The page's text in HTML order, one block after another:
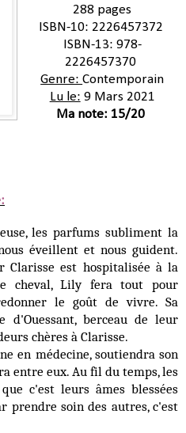
288 pages
ISBN-10: 2226457372
ISBN-13: 978-
2226457370
Genre:Contemporain
Lu le: 9 Mars 2021
Ma note: 15/20
les parfums subliment la
éveillent et nous guident.
Clarisse est hospitalisée à la
cheval, Lily fera tout pour
le goût de vivre. Sa
berceau de leur
chères à Clarisse.
en médecine, soutiendra son
entre eux. Au fil du temps, les
c'est leurs âmes blessées
prendre soin des autres, c'est